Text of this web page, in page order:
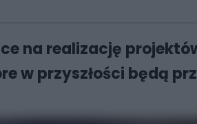
na realizację
w przyszłości będą